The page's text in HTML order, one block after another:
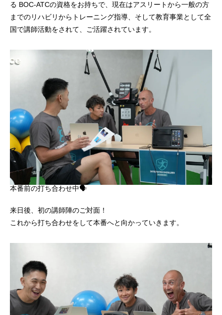
る BOC-ATCの資格をお持ちで、現在はアスリートから一般の方
までのリハビリからトレーニング指導、そして教育事業として全
国で講師活動をされて、ご活躍されています。
本番前の打ち合わせ中🗣️
来日後、初の講師陣のご対面！
これから打ち合わせをして本番へと向かっていきます。